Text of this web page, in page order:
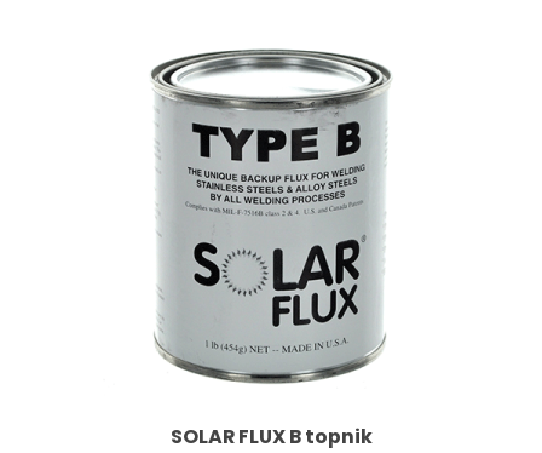
SOLAR FLUX B topnik